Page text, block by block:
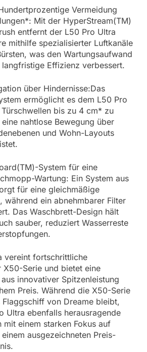
Vermeidung
Mit der HyperStream(TM)
entfernt der L50 Pro Ultra
mithilfe spezialisierter Luftkanäle
was den Wartungsaufwand
Effizienz verbessert.
über Hindernisse:Das
ermöglicht es dem L50 Pro
bis zu 4 cm* zu
nahtlose Bewegung über
und Wohn-Layouts
System für eine
Wartung: Ein System aus
für eine gleichmäßige
während ein abnehmbarer Filter
Das Waschbrett-Design hält
sauber, reduziert Wasserreste
vereint fortschrittliche
X50-Serie und bietet eine
innovativer Spitzenleistung
Preis. Während die X50-Serie
von Dreame bleibt,
Ultra ebenfalls herausragende
mit einem starken Fokus auf
ausgezeichneten Preis-